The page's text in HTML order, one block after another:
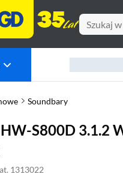
Soundbary
HW-S800D
1313022